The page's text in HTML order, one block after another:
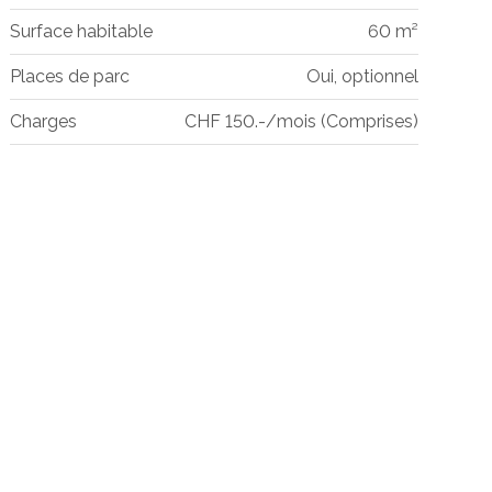
Surface habitable 60 m²
Places de parc Oui, optionnel
Charges CHF 150.-/mois (Comprises)